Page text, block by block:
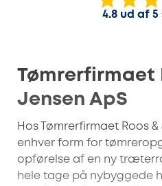
4.8 ud af
Tømrerfirmaet
Jensen ApS
Hos Tømrerfirmaet Roos
enhver form for
opførelse af en ny
hele tage på nybyggede